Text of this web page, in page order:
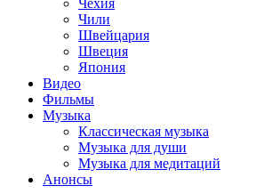
Чили
Швейцария
Швеция
Япония
Видео
Фильмы
Музыка
Классическая музыка
Музыка для души
Музыка для медитаций
Анонсы